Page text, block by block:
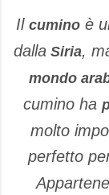
Il cumino è
dallaSiria,
mondo
cumino ha
molto
perfetto